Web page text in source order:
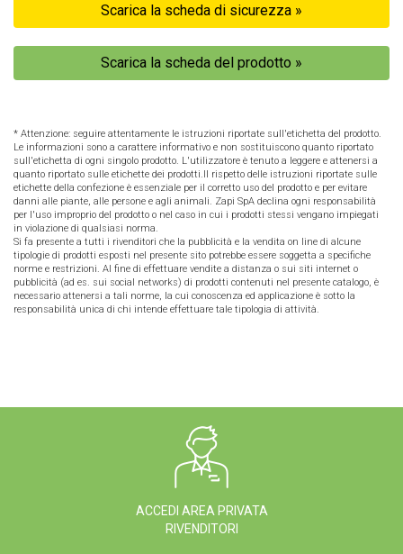
Scarica la scheda di sicurezza »
Scarica la scheda del prodotto »
* Attenzione: seguire attentamente le istruzioni riportate sull'etichetta del prodotto.
Le informazioni sono a carattere informativo e non sostituiscono quanto riportato
sull'etichetta di ogni singolo prodotto. L'utilizzatore è tenuto a leggere e attenersi a
quanto riportato sulle etichette dei prodotti.Il rispetto delle istruzioni riportate sulle
etichette della confezione è essenziale per il corretto uso del prodotto e per evitare
danni alle piante, alle persone e agli animali. Zapi SpA declina ogni responsabilità
per l'uso improprio del prodotto o nel caso in cui i prodotti stessi vengano impiegati
in violazione di qualsiasi norma.
Si fa presente a tutti i rivenditori che la pubblicità e la vendita on line di alcune
tipologie di prodotti esposti nel presente sito potrebbe essere soggetta a specifiche
norme e restrizioni. Al fine di effettuare vendite a distanza o sui siti internet o
pubblicità (ad es. sui social networks) di prodotti contenuti nel presente catalogo, è
necessario attenersi a tali norme, la cui conoscenza ed applicazione è sotto la
responsabilità unica di chi intende effettuare tale tipologia di attività.
ACCEDI AREA PRIVATA
RIVENDITORI